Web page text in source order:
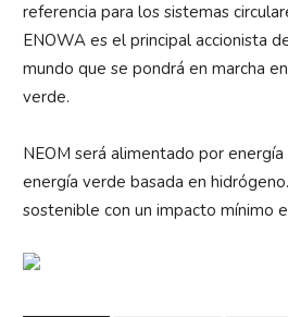
referencia para los sistemas
ENOWA es el principal accionista
mundo que se pondrá en marcha
verde.
NEOM será alimentado por
energía verde basada en
sostenible con un impacto mínimo